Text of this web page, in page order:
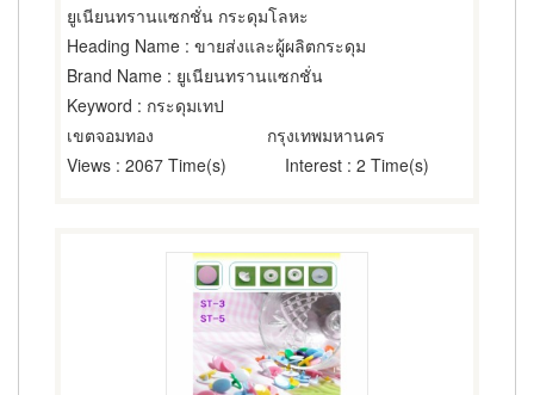
ยูเนียนทรานแซกชั่น กระดุมโลหะ
Heading Name : ขายส่งและผู้ผลิตกระดุม
Brand Name : ยูเนียนทรานแซกชั่น
Keyword : กระดุมเทป
เขตจอมทอง
กรุงเทพมหานคร
Views : 2067 Time(s) Interest : 2 Time(s)